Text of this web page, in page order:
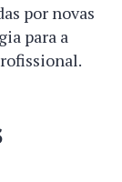
por novas
para a